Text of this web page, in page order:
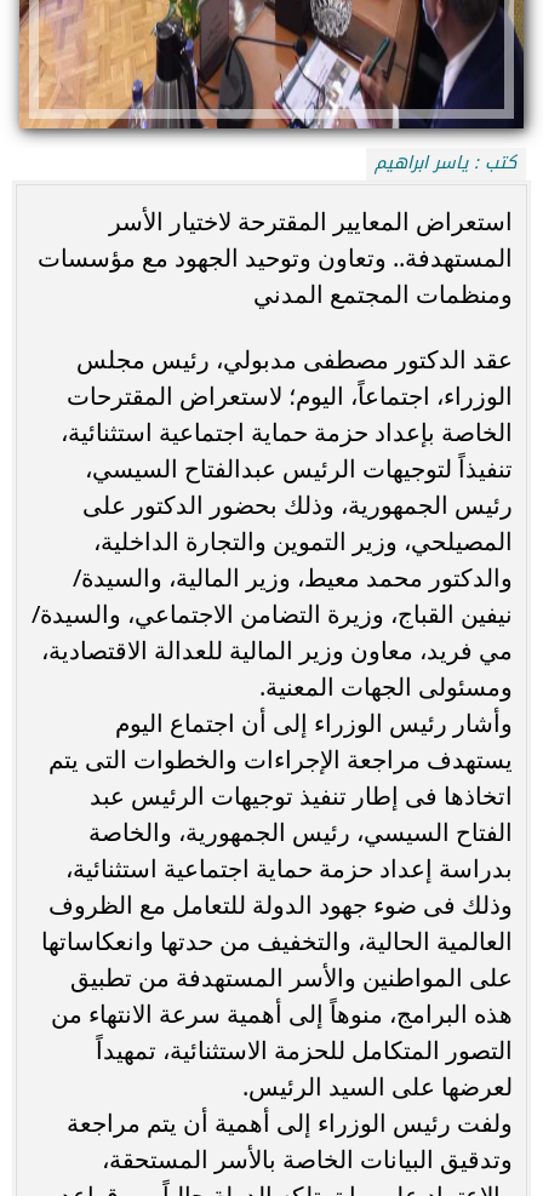
كتب : ياسر ابراهيم
استعراض المعايير المقترحة لاختيار الأسر
المستهدفة.. وتعاون وتوحيد الجهود مع مؤسسات
ومنظمات المجتمع المدني
عقد الدكتور مصطفى مدبولي، رئيس مجلس
الوزراء، اجتماعاً، اليوم؛ لاستعراض المقترحات
الخاصة بإعداد حزمة حماية اجتماعية استثنائية،
تنفيذاً لتوجيهات الرئيس عبدالفتاح السيسي،
رئيس الجمهورية، وذلك بحضور الدكتور على
المصيلحي، وزير التموين والتجارة الداخلية،
والدكتور محمد معيط، وزير المالية، والسيدة/
نيفين القباج، وزيرة التضامن الاجتماعي، والسيدة/
مي فريد، معاون وزير المالية للعدالة الاقتصادية،
ومسئولى الجهات المعنية.
وأشار رئيس الوزراء إلى أن اجتماع اليوم
يستهدف مراجعة الإجراءات والخطوات التى يتم
اتخاذها فى إطار تنفيذ توجيهات الرئيس عبد
الفتاح السيسي، رئيس الجمهورية، والخاصة
بدراسة إعداد حزمة حماية اجتماعية استثنائية،
وذلك فى ضوء جهود الدولة للتعامل مع الظروف
العالمية الحالية، والتخفيف من حدتها وانعكاساتها
على المواطنين والأسر المستهدفة من تطبيق
هذه البرامج، منوهاً إلى أهمية سرعة الانتهاء من
التصور المتكامل للحزمة الاستثنائية، تمهيداً
لعرضها على السيد الرئيس.
ولفت رئيس الوزراء إلى أهمية أن يتم مراجعة
وتدقيق البيانات الخاصة بالأسر المستحقة،